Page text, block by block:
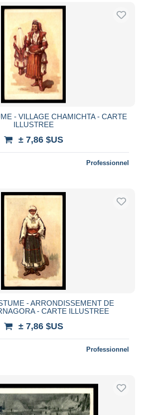
- VILLAGE CHAMICHTA - CARTE
ILLUSTREE
± 7,86 $US
Professionnel
- ARRONDISSEMENT DE
- CARTE ILLUSTREE
± 7,86 $US
Professionnel